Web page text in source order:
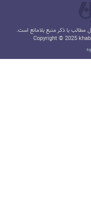
با ذکر منبع بلامانع است.
Copyright © 2025